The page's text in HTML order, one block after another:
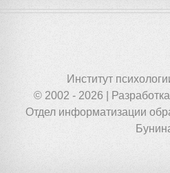
Институт
© 2002 - 2026 |
Отдел информатизации